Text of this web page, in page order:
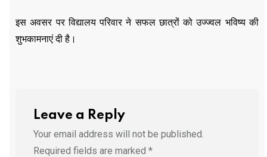
इस अवसर पर विद्यालय परिवार ने सफल छात्रों को उज्ज्वल भविष्य की
शुभकामनाएं दी है।
Leave a Reply
Your email address will not be published.
Required fields are marked *